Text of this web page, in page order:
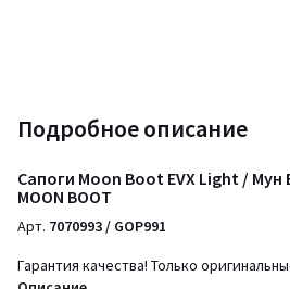
Подробное описание
Сапоги Moon Boot EVX Light /
MOON BOOT
Арт. 7070993 / GOP991
Гарантия качества! Только